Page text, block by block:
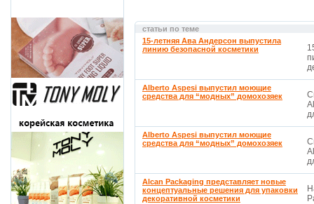
статьи по теме
15-летняя Ава Андерсон выпустила
линию безопасной косметики
Alberto Aspesi выпустил моющие
средства для “модных” домохозяек
Alberto Aspesi выпустил моющие
средства для “модных” домохозяек
Alcan Packaging представляет новые
концептуальные решения для упаковки
декоративной косметики